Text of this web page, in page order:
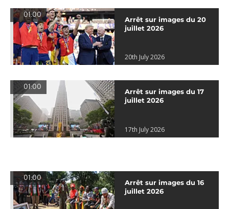
01:00
Arrêt sur images du 20
juillet 2026
20th July 2026
01:00
Arrêt sur images du 17
juillet 2026
17th July 2026
01:00
Arrêt sur images du 16
juillet 2026